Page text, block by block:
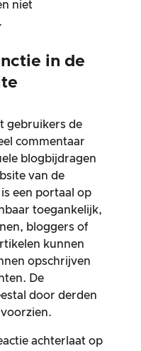
niet
in de
gebruikers de
commentaar
blogbijdragen
van de
een portaal op
toegankelijk,
bloggers of
kunnen
opschrijven
De
door derden
achterlaat op